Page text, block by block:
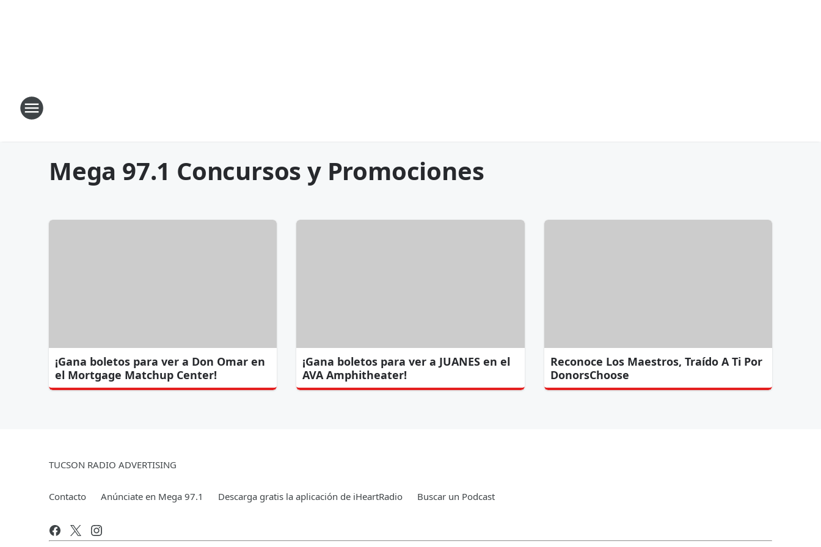
Mega 97.1 Concursos y Promociones
¡Gana boletos para ver a Don Omar en
el Mortgage Matchup Center!
¡Gana boletos para ver a JUANES en el
AVA Amphitheater!
Reconoce Los Maestros, Traído A Ti Por
DonorsChoose
TUCSON RADIO ADVERTISING
Contacto Anúnciate en Mega 97.1 Descarga gratis la aplicación de iHeartRadio Buscar un Podcast